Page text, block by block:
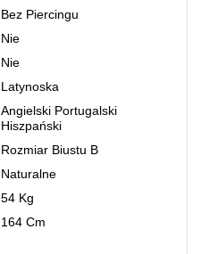
Bez Piercingu
Nie
Nie
Latynoska
Angielski Portugalski
Hiszpański
Rozmiar Biustu B
Naturalne
54 Kg
164 Cm